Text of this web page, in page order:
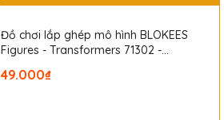
Đồ chơi lắp ghép mô hình BLOKEES
Figures - Transformers 71302 -
49.000₫